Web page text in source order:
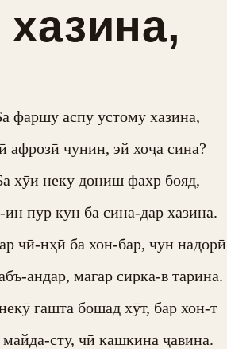
хазина,
фаршу аспу устому хазина,
афрозӣ чунин, эй хоҷа сина?
хӯи неку дониш фахр бояд,
ин пур кун ба сина-дар хазина.
чӣ-нҳӣ ба хон-бар, чун надорӣ
андар, магар сирка-в тарина.
гашта бошад хӯт, бар хон-т
сту, чӣ кашкина ҷавина.